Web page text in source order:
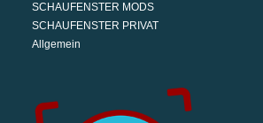
SCHAUFENSTER MODS
SCHAUFENSTER PRIVAT
Allgemein